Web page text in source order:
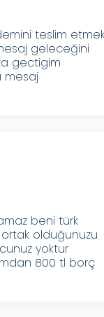
teslim
geleceğini
gectigim
mesaj
beni türk
olduğunuzu
yoktur
800 tl borç